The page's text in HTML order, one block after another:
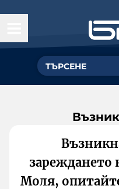
зареждането
Моля,